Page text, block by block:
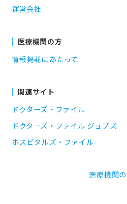
運営会社
医療機関の方
情報掲載にあたって
関連サイト
ドクターズ・ファイル
ドクターズ・ファイル ジョブズ
ホスピタルズ・ファイル
医療機関